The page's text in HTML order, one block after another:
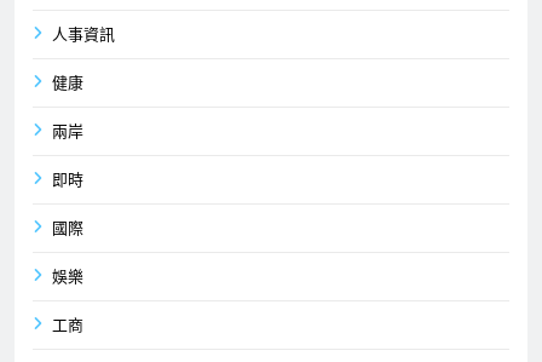
人事資訊
健康
兩岸
即時
國際
娛樂
工商